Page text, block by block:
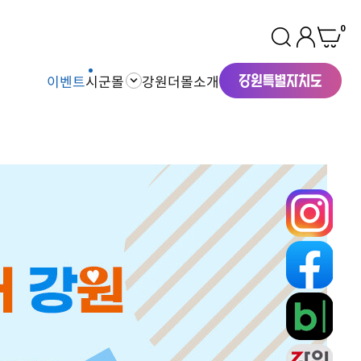
0
이벤트시군몰 강원더몰소개